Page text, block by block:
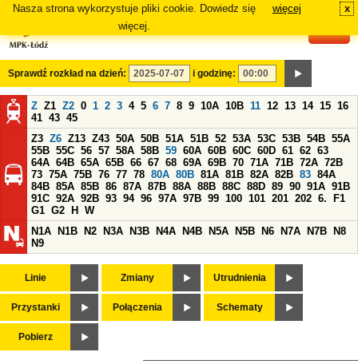
Nasza strona wykorzystuje pliki cookie. Dowiedz się
więcej.
więcej x
Sprawdź rozkład na dzień: i godzinę:
Z Z1 Z2 0 1 2 3 4 5 6 7 8 9 10A 10B 11 12 13 14 15 16
41 43 45
Z3 Z6 Z13 Z43 50A 50B 51A 51B 52 53A 53C 53B 54B 55A
55B 55C 56 57 58A 58B 59 60A 60B 60C 60D 61 62 63
64A 64B 65A 65B 66 67 68 69A 69B 70 71A 71B 72A 72B
73 75A 75B 76 77 78 80A 80B 81A 81B 82A 82B 83 84A
84B 85A 85B 86 87A 87B 88A 88B 88C 88D 89 90 91A 91B
91C 92A 92B 93 94 96 97A 97B 99 100 101 201 202 6.
F1
G1 G2 H
W
N1A
N1B N2 N3A N3B N4A N4B N5A N5B N6 N7A N7B
N8
N9
Linie Zmiany Utrudnienia
Przystanki Połączenia Schematy
Pobierz